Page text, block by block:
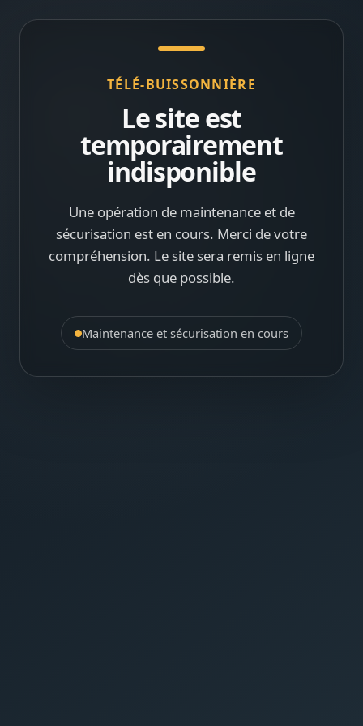
TÉLÉ-BUISSONNIÈRE
Le site est
temporairement
indisponible
Une opération de maintenance et de
sécurisation est en cours. Merci de votre
compréhension. Le site sera remis en ligne
dès que possible.
Maintenance et sécurisation en cours